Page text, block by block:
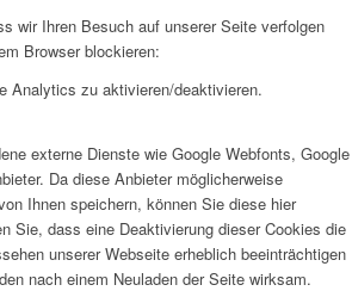
wir Ihren Besuch auf unserer Seite verfolgen
Browser blockieren:
Analytics zu aktivieren/deaktivieren.
externe Dienste wie Google Webfonts, Google
Da diese Anbieter möglicherweise
Ihnen speichern, können Sie diese hier
Sie, dass eine Deaktivierung dieser Cookies die
unserer Webseite erheblich beeinträchtigen
nach einem Neuladen der Seite wirksam.